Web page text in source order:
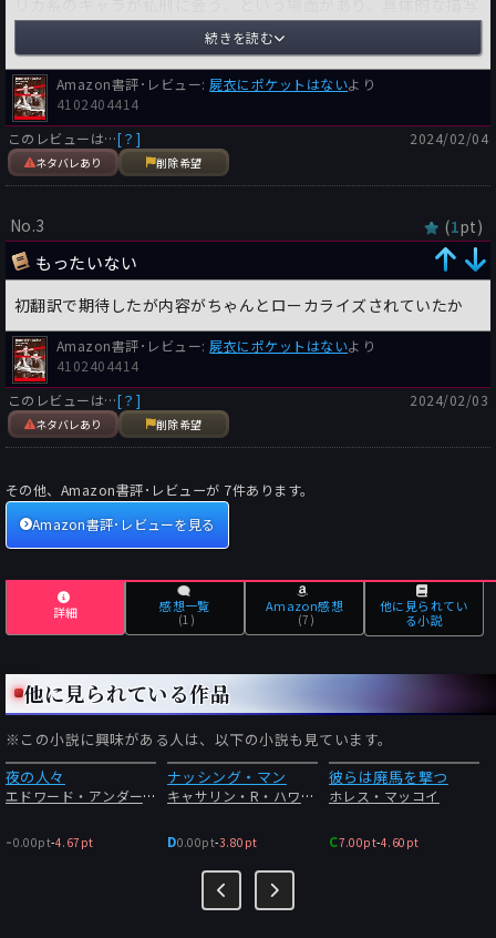
は控えられておりますが、男性で一番恐ろしい行為が為される様
に想像出来て、最近（２０２４年くらい）もまだ人種差別に抗議
するブラック・ライブス・マター運動が続いていたりで、人種の
問題がいつまでたっても解決しないで、それを予見しているみた
いで、こちらも尖鋭的に思えました（日本でも、純粋な日本の人
の肌の色が違うと、職務質問が多いという「レイシャル・プロフ
ァイリング」が問題になっていたりしますが）。
劇を描いていたり、この作品でも新聞記者の理想と現実の間で悲
惨な最期を迎える若手記者を描いていて、このマッコイという人
はアメリカの社会風潮や理想に馴染めず、叛逆の意志で作品を書
いていたのではないかとか、思いますがどうでしょうか。評論家
の杉江さんの解説（必読）にも、過去に新聞のスポーツ記者をし
ていたという事が書かれておりますが、この頃のスポーツ（主に
野球）で八百長が多かったそうで、そういう偽善に敏感で（特に
若いと偽善に敏感になりやすいそうで）、アメリカの社会の暗部
を意図せず告発していたのではないかとか思います（ただ、ハリ
ウッドを告発していた割に脚本の仕事で結構仕事をしていたらし
という風にアメリカの大部分から拒絶される感じの作品なので、
あまり売れなかったのも判る様な気もします。個人的にはハリウ
が多かった頃のコーマック・マッカーシーさんとかも想起しまし
れの接吻を」が翻訳されていて、どちらも読みましたが、まだ未
訳があったら紹介して欲しいと期待しないで書きましたが、本当
が）。
色々書きましたが、素直に面白いクライム・ノベルなので、お勧
す。今後も期待します（出来ればデジタル・リリースもして欲し
アメリカの理想と現実を描いて今読んでも面白いクライム・ノベ
続きを読む
Amazon書評･レビュー: 屍衣にポケットはないより
4102404414
このレビューは…[？]
ネタバレあり 削除希望
2024/02/04
No.3 (1pt)
もったいない
初翻訳で期待したが内容がちゃんとローカライズされていたか
Amazon書評･レビュー: 屍衣にポケットはないより
4102404414
このレビューは…[？]
ネタバレあり 削除希望
2024/02/03
その他、Amazon書評･レビューが 7件あります。
Amazon書評･レビューを見る
詳細 感想一覧
(1)
Amazon感想
(7)
他に見られてい
る小説
他に見られている作品
※この小説に興味がある人は、以下の小説も見ています。
夜の人々
エドワード・アンダースン
-0.00pt-4.67pt
ナッシング・マン
キャサリン・R・ハワード
D0.00pt-3.80pt
彼らは廃馬を撃つ
ホレス・マッコイ
C7.00pt-4.60pt